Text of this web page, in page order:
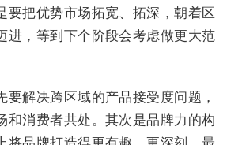
要把优势市场拓宽、拓深，朝着区
进，等到下个阶段会考虑做更大范
要解决跨区域的产品接受度问题，
和消费者共处。其次是品牌力的构